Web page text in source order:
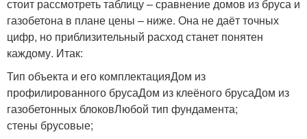
стоит рассмотреть таблицу – сравнение домов из бруса и
газобетона в плане цены – ниже. Она не даёт точных
цифр, но приблизительный расход станет понятен
каждому. Итак:
Тип объекта и его комплектацияДом из
профилированного брусаДом из клеёного брусаДом из
газобетонных блоковЛюбой тип фундамента;
стены брусовые;